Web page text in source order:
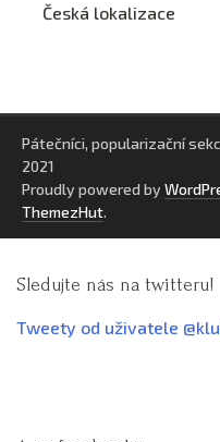
Česká lokalizace
Pátečníci, popularizační
2021
Proudly powered by
ThemezHut.
Sledujte nás na twitteru!
Tweety od uživatele